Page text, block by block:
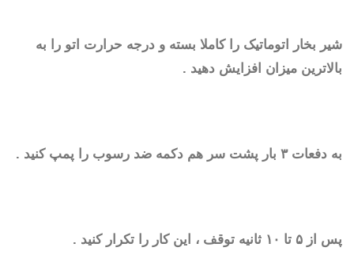
شیر بخار اتوماتیک را کاملا بسته و درجه حرارت اتو را به
بالاترین میزان افزایش دهید .
به دفعات ۳ بار پشت سر هم دکمه ضد رسوب را پمپ کنید .
پس از ۵ تا ۱۰ ثانیه توقف ، این کار را تکرار کنید .